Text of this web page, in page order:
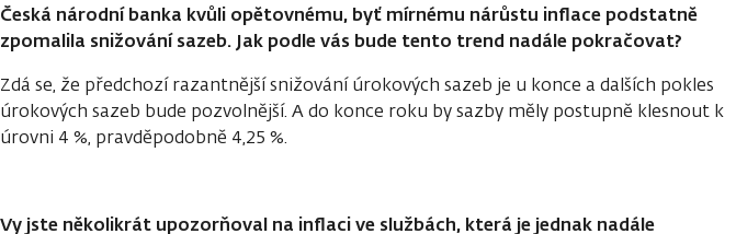
Česká národní banka kvůli opětovnému, byť mírnému nárůstu inflace podstatně
zpomalila snižování sazeb. Jak podle vás bude tento trend nadále pokračovat?
Zdá se, že předchozí razantnější snižování úrokových sazeb je u konce a dalších pokles
úrokových sazeb bude pozvolnější. A do konce roku by sazby měly postupně klesnout k
úrovni 4 %, pravděpodobně 4,25 %.
Vy jste několikrát upozorňoval na inflaci ve službách, která je jednak nadále